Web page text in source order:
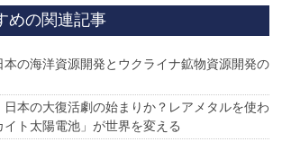
めの関連記事
本の海洋資源開発とウクライナ鉱物資源開発の
日本の大復活劇の始まりか？レアメタルを使わ
ト太陽電池」が世界を変える